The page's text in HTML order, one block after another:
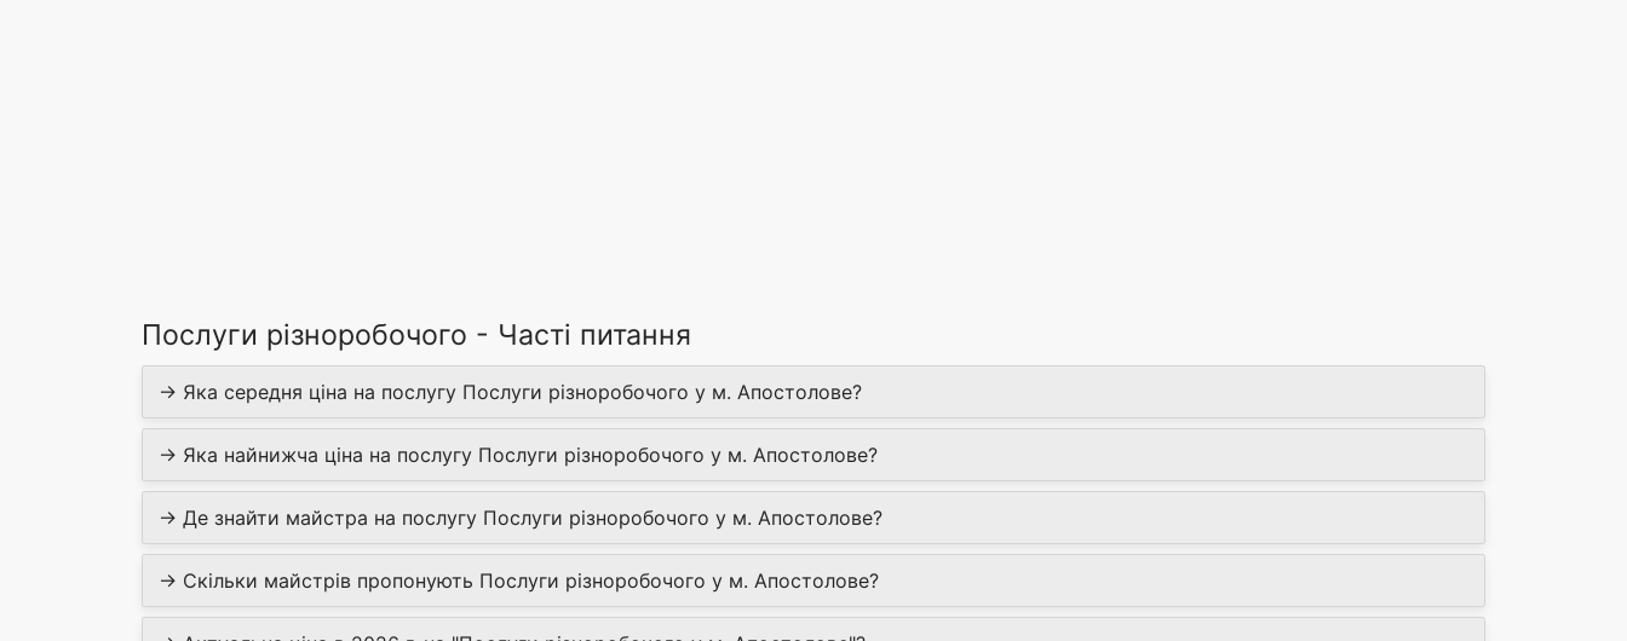
Послуги різноробочого - Часті питання
→ Яка середня ціна на послугу Послуги різноробочого у м. Апостолове?
→ Яка найнижча ціна на послугу Послуги різноробочого у м. Апостолове?
→ Де знайти майстра на послугу Послуги різноробочого у м. Апостолове?
→ Скільки майстрів пропонують Послуги різноробочого у м. Апостолове?